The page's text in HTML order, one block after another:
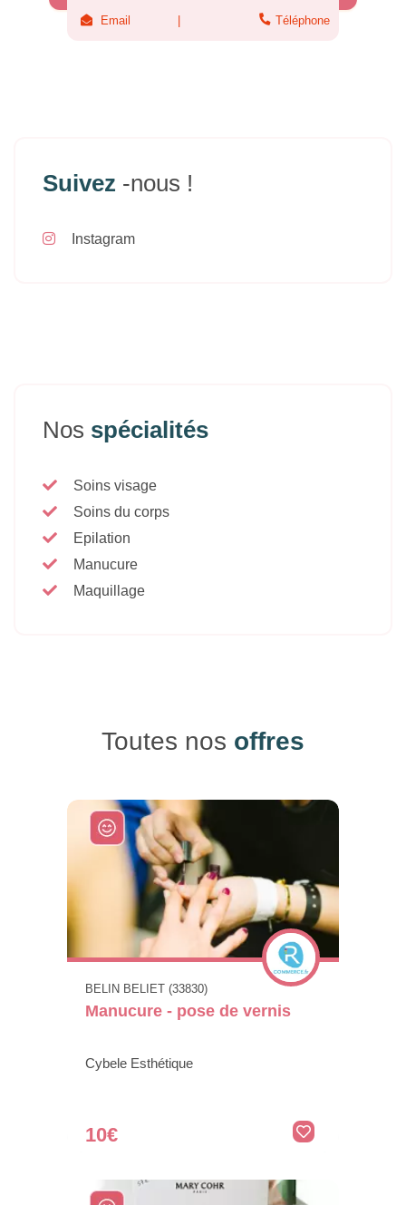
Email Téléphone
Suivez -nous !
Instagram
Nos spécialités
Soins visage
Soins du corps
Epilation
Manucure
Maquillage
Toutes nos offres
BELIN BELIET (33830)
Manucure - pose de vernis
Cybele Esthétique
10€